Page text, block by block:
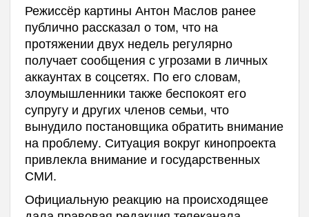
Режиссёр картины Антон Маслов ранее
публично рассказал о том, что на
протяжении двух недель регулярно
получает сообщения с угрозами в личных
аккаунтах в соцсетях. По его словам,
злоумышленники также беспокоят его
супругу и других членов семьи, что
вынудило постановщика обратить внимание
на проблему. Ситуация вокруг кинопроекта
привлекла внимание и государственных
СМИ.
Официальную реакцию на происходящее